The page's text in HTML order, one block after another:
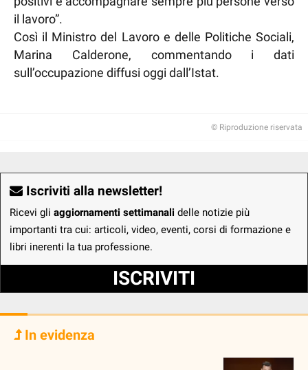
il lavoro”.
Così il Ministro del Lavoro e delle Politiche Sociali,
Marina Calderone, commentando i dati
sull’occupazione diffusi oggi dall’Istat.
© Riproduzione riservata
Iscriviti alla newsletter!
Ricevi gli aggiornamenti settimanali delle notizie più
importanti tra cui: articoli, video, eventi, corsi di formazione e
libri inerenti la tua professione.
ISCRIVITI
In evidenza